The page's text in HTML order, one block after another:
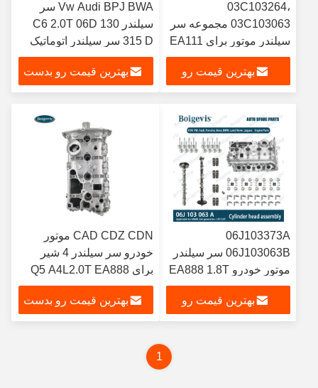
03C103264،
03C103063 مجموعه سر
سیلندر موتور برای EA111
1.4T CFB
بهترین قیمت رو
Vw Audi BPJ BWA سر
سیلندر C6 2.0T 06D 130
315 D سر سیلندر اتوماتیک
بهترین قیمت رو بدست
06J103373A
06J103063B سر سیلندر
موتور خودرو EA888 1.8T
VW AUDI سر سیلندر
بهترین قیمت رو
CAD CDZ CDN موتور
خودرو سر سیلندر 4 شیر
برای Q5 A4L2.0T EA888
06J103063C
بهترین قیمت رو بدست
1